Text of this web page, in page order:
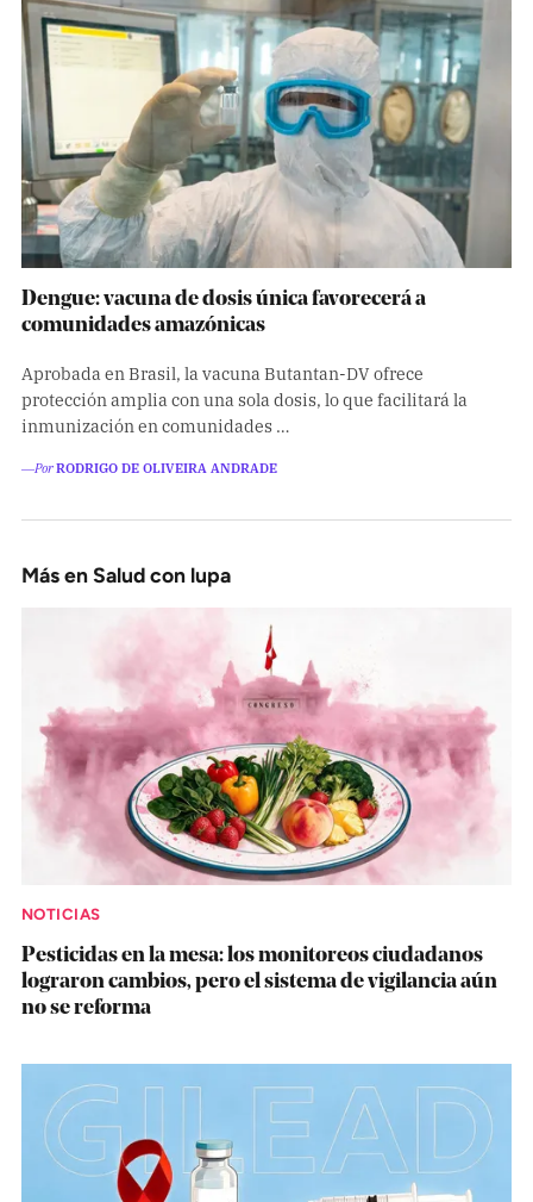
Dengue: vacuna de dosis única favorecerá a
comunidades amazónicas
Aprobada en Brasil, la vacuna Butantan-DV ofrece
protección amplia con una sola dosis, lo que facilitará la
inmunización en comunidades …
―PorRODRIGO DE OLIVEIRA ANDRADE
Más en Salud con lupa
NOTICIAS
Pesticidas en la mesa: los monitoreos ciudadanos
lograron cambios, pero el sistema de vigilancia aún
no se reforma